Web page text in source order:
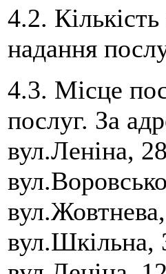
4.2.
надання
4.3. Місце
послуг. За
вул.Леніна,
вул.Шкільна,